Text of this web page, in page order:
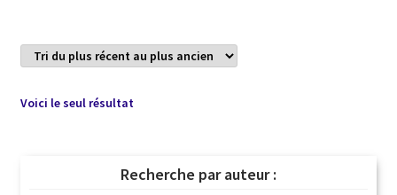
Voici le seul résultat
Recherche par auteur :